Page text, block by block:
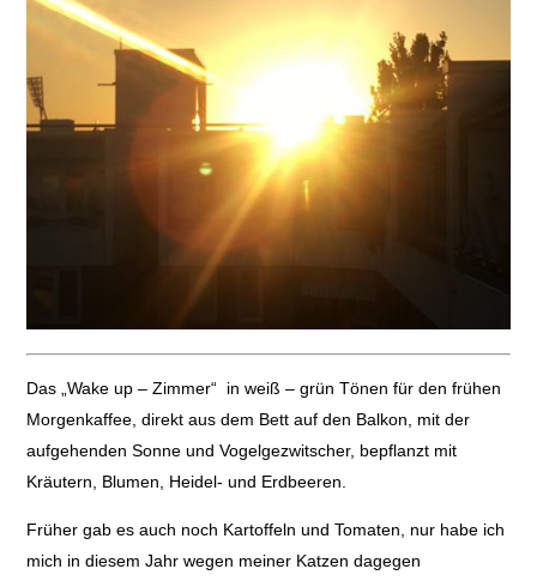
Das „Wake up – Zimmer“ in weiß – grün Tönen für den frühen
Morgenkaffee, direkt aus dem Bett auf den Balkon, mit der
aufgehenden Sonne und Vogelgezwitscher, bepflanzt mit
Kräutern, Blumen, Heidel- und Erdbeeren.
Früher gab es auch noch Kartoffeln und Tomaten, nur habe ich
mich in diesem Jahr wegen meiner Katzen dagegen